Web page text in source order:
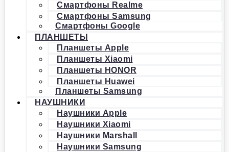
Смартфоны Realme
Смартфоны Samsung
Смартфоны Google
ПЛАНШЕТЫ
Планшеты Apple
Планшеты Xiaomi
Планшеты HONOR
Планшеты Huawei
Планшеты Samsung
НАУШНИКИ
Наушники Apple
Наушники Xiaomi
Наушники Marshall
Наушники Samsung